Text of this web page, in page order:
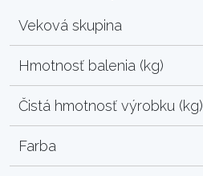
Veková skupina
Hmotnosť balenia (kg)
Čistá hmotnosť výrobku (kg)
Farba